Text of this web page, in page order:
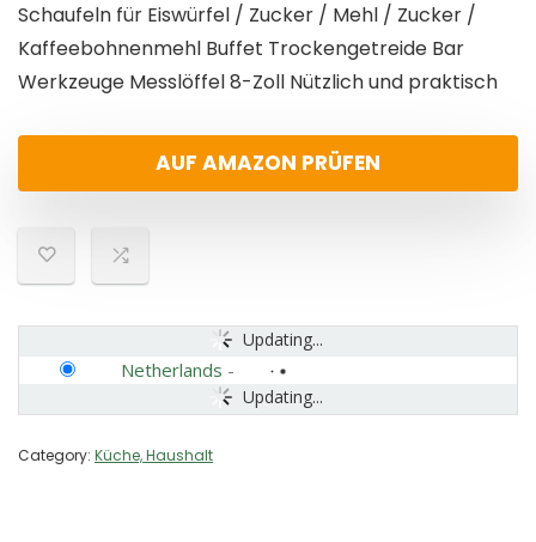
Schaufeln für Eiswürfel / Zucker / Mehl / Zucker /
Kaffeebohnenmehl Buffet Trockengetreide Bar
Werkzeuge Messlöffel 8-Zoll Nützlich und praktisch
AUF AMAZON PRÜFEN
Updating...
Updating...
Netherlands -
Category: Küche, Haushalt